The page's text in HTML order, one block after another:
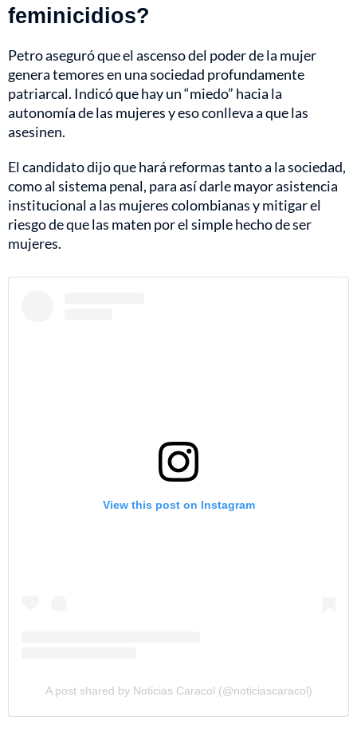
feminicidios?
Petro aseguró que el ascenso del poder de la mujer
genera temores en una sociedad profundamente
patriarcal. Indicó que hay un “miedo” hacia la
autonomía de las mujeres y eso conlleva a que las
asesinen.
El candidato dijo que hará reformas tanto a la sociedad,
como al sistema penal, para así darle mayor asistencia
institucional a las mujeres colombianas y mitigar el
riesgo de que las maten por el simple hecho de ser
mujeres.
View this post on Instagram
A post shared by Noticias Caracol (@noticiascaracol)